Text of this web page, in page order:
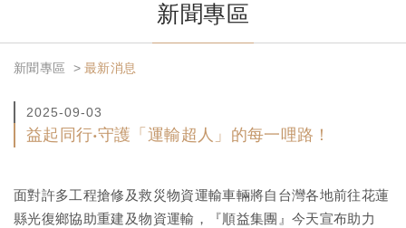
新聞專區
新聞專區 最新消息
2025-09-03
益起同行‧守護「運輸超人」的每一哩路！
面對許多工程搶修及救災物資運輸車輛將自台灣各地前往花蓮
縣光復鄉協助重建及物資運輸，『順益集團』今天宣布助力